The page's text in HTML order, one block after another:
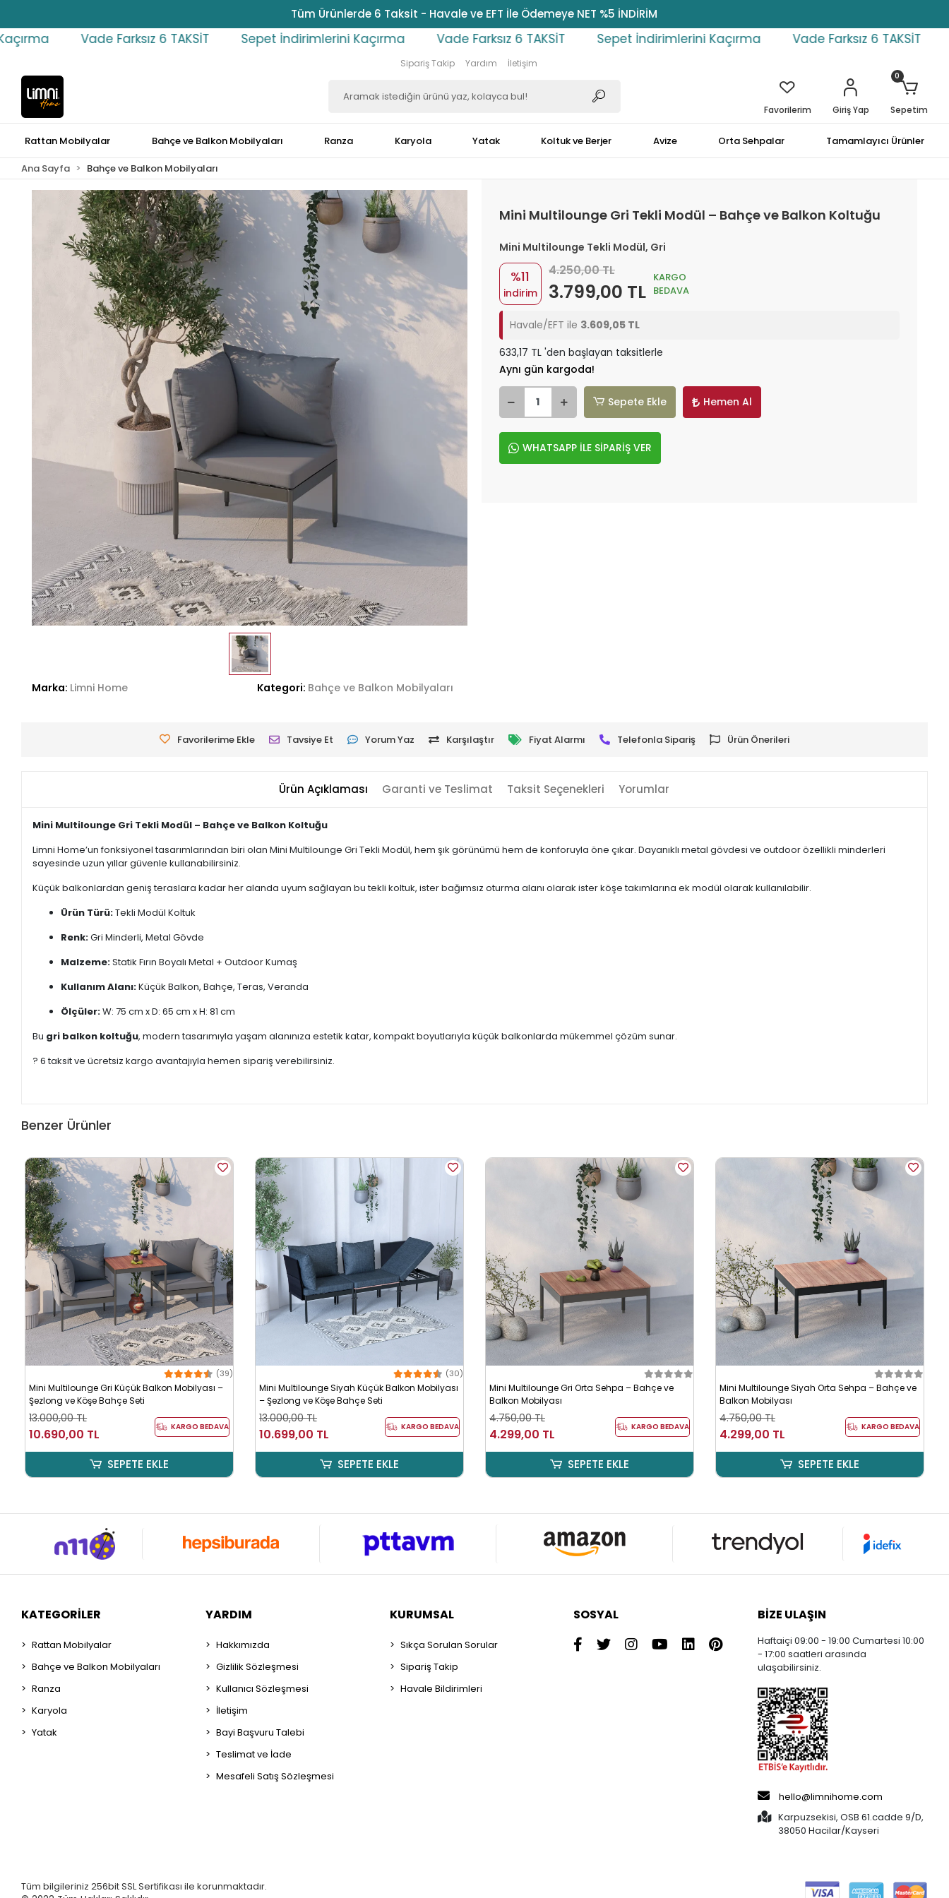
Tüm Ürünlerde 6 Taksit - Havale ve EFT İle Ödemeye NET %5 İNDİRİM
Farksız 6 TAKSİT Sepet İndirimlerini Kaçırma Vade Farksız 6 TAKSİT Sepet İndirimlerini Kaçırma Vade Farksız 6 TAKSİT Sepet
Sipariş Takip Yardım İletişim
Favorilerim Giriş Yap
0
Sepetim
Rattan Mobilyalar Bahçe ve Balkon Mobilyaları Ranza Karyola Yatak Koltuk ve Berjer Avize Orta Sehpalar Tamamlayıcı Ürünler
Ana Sayfa Bahçe ve Balkon Mobilyaları
Marka: Limni Home Kategori: Bahçe ve Balkon Mobilyaları
Mini Multilounge Gri Tekli Modül – Bahçe ve Balkon Koltuğu
Mini Multilounge Tekli Modül, Gri
%11
indirim
4.250,00 TL
3.799,00 TL
KARGO
BEDAVA
Havale/EFT ile 3.609,05 TL
633,17 TL 'den başlayan taksitlerle
Aynı gün kargoda!
Sepete Ekle Hemen Al
WHATSAPP İLE SİPARİŞ VER
Favorilerime Ekle Tavsiye Et Yorum Yaz Karşılaştır Fiyat Alarmı Telefonla Sipariş Ürün Önerileri
Ürün Açıklaması Garanti ve Teslimat Taksit Seçenekleri Yorumlar
Mini Multilounge Gri Tekli Modül – Bahçe ve Balkon Koltuğu
Limni Home’un fonksiyonel tasarımlarından biri olan Mini Multilounge Gri Tekli Modül, hem şık görünümü hem de konforuyla öne çıkar. Dayanıklı metal gövdesi ve outdoor özellikli minderleri
sayesinde uzun yıllar güvenle kullanabilirsiniz.
Küçük balkonlardan geniş teraslara kadar her alanda uyum sağlayan bu tekli koltuk, ister bağımsız oturma alanı olarak ister köşe takımlarına ek modül olarak kullanılabilir.
Ürün Türü:Tekli Modül Koltuk
Renk:Gri Minderli, Metal Gövde
Malzeme:Statik Fırın Boyalı Metal + Outdoor Kumaş
Kullanım Alanı:Küçük Balkon, Bahçe, Teras, Veranda
Ölçüler:W: 75 cm x D: 65 cm x H: 81 cm
Bu gri balkon koltuğu, modern tasarımıyla yaşam alanınıza estetik katar, kompakt boyutlarıyla küçük balkonlarda mükemmel çözüm sunar.
? 6 taksit ve ücretsiz kargo avantajıyla hemen sipariş verebilirsiniz.
Benzer Ürünler
(39)
Mini Multilounge Gri Küçük Balkon Mobilyası –
Şezlong ve Köşe Bahçe Seti
13.000,00 TL
10.690,00 TL KARGO BEDAVA
SEPETE EKLE
(30)
Mini Multilounge Siyah Küçük Balkon Mobilyası
– Şezlong ve Köşe Bahçe Seti
13.000,00 TL
10.699,00 TL KARGO BEDAVA
SEPETE EKLE
Mini Multilounge Gri Orta Sehpa – Bahçe ve
Balkon Mobilyası
4.750,00 TL
4.299,00 TL KARGO BEDAVA
SEPETE EKLE
Mini Multilounge Siyah Orta Sehpa – Bahçe ve
Balkon Mobilyası
4.750,00 TL
4.299,00 TL KARGO BEDAVA
SEPETE EKLE
KATEGORILER
Rattan Mobilyalar
Bahçe ve Balkon Mobilyaları
Ranza
Karyola
Yatak
YARDIM
Hakkımızda
Gizlilik Sözleşmesi
Kullanıcı Sözleşmesi
İletişim
Bayi Başvuru Talebi
Teslimat ve İade
Mesafeli Satış Sözleşmesi
KURUMSAL
Sıkça Sorulan Sorular
Sipariş Takip
Havale Bildirimleri
SOSYAL BIZE ULAŞIN
Haftaiçi 09:00 - 19:00 Cumartesi 10:00
- 17:00 saatleri arasında
ulaşabilirsiniz.
hello@limnihome.com
Karpuzsekisi, OSB 61.cadde 9/D,
38050 Hacilar/Kayseri
Tüm bilgileriniz 256bit SSL Sertifikası ile korunmaktadır.